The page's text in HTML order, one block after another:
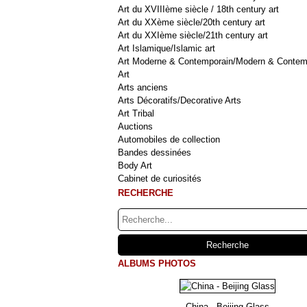
Art du XVIIIème siècle / 18th century art
Art du XXème siècle/20th century art
Art du XXIème siècle/21th century art
Art Islamique/Islamic art
Art Moderne & Contemporain/Modern &
Art
Arts anciens
Arts Décoratifs/Decorative Arts
Art Tribal
Auctions
Automobiles de collection
Bandes dessinées
Body Art
Cabinet de curiosités
RECHERCHE
ALBUMS PHOTOS